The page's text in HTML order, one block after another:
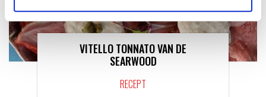
VITELLO TONNATO VAN DE
SEARWOOD
RECEPT